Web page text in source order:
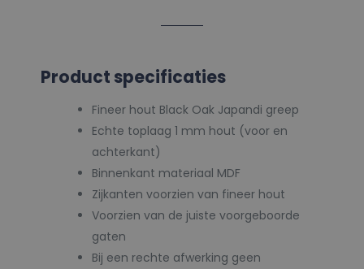
Product specificaties
Fineer hout Black Oak Japandi greep
Echte toplaag 1 mm hout (voor en
achterkant)
Binnenkant materiaal MDF
Zijkanten voorzien van fineer hout
Voorzien van de juiste voorgeboorde
gaten
Bij een rechte afwerking geen